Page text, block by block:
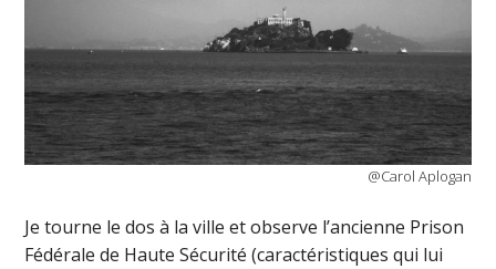
@Carol Aplogan
Je tourne le dos à la ville et observe l’ancienne Prison
Fédérale de Haute Sécurité (caractéristiques qui lui